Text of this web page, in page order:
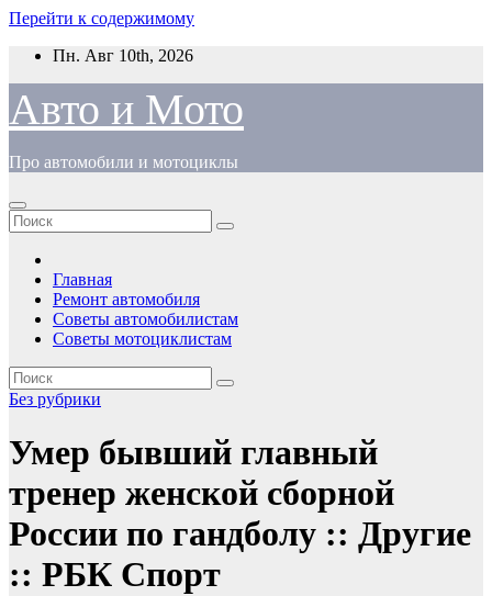
Перейти к содержимому
Пн. Авг 10th, 2026
Авто и Мото
Про автомобили и мотоциклы
Главная
Ремонт автомобиля
Советы автомобилистам
Советы мотоциклистам
Без рубрики
Умер бывший главный
тренер женской сборной
России по гандболу :: Другие
:: РБК Спорт